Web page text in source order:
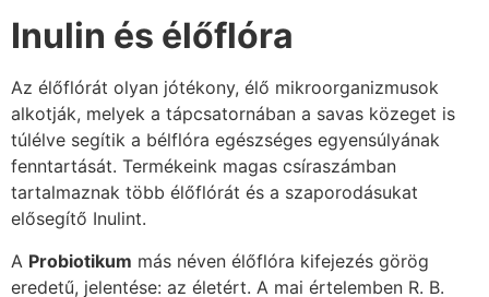
Inulin és élőflóra
Az élőflórát olyan jótékony, élő mikroorganizmusok
alkotják, melyek a tápcsatornában a savas közeget is
túlélve segítik a bélflóra egészséges egyensúlyának
fenntartását. Termékeink magas csíraszámban
tartalmaznak több élőflórát és a szaporodásukat
elősegítő Inulint.
A Probiotikum más néven élőflóra kifejezés görög
eredetű, jelentése: az életért. A mai értelemben R. B.